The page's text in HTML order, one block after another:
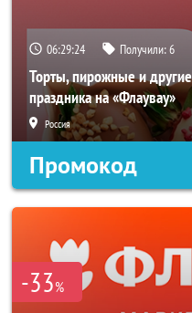
06:29:24 Получили:6
Торты, пирожные и
праздника на «Флаувау»
Россия
Промокод
-33%